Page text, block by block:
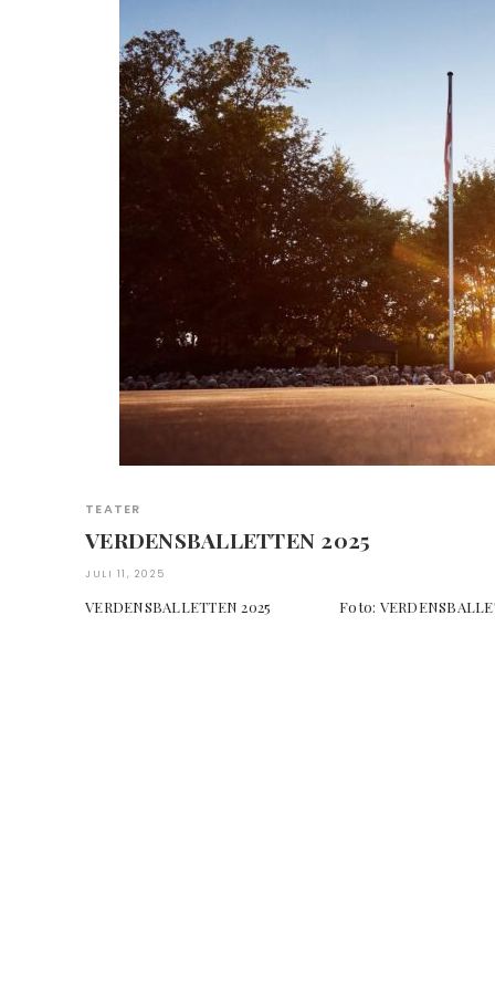
TEATER
VERDENSBALLETTEN 2025
JULI 11, 2025
VERDENSBALLETTEN 2025 Foto: